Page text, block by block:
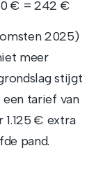
€ = 242 €
2025)
meer
stijgt
tarief van
€ extra
pand.